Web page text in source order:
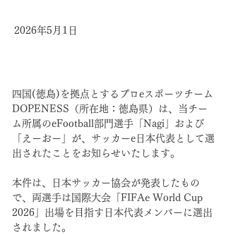
2026年5月1日
四国(徳島)を拠点とするプロeスポーツチーム
DOPENESS（所在地：徳島県）は、当チー
ム所属のeFootball部門選手「Nagi」および
「えーおー」が、サッカーe日本代表として選
出されたことをお知らせいたします。
本件は、日本サッカー協会が発表したもの
で、両選手は国際大会「FIFAe World Cup
2026」出場を目指す日本代表メンバーに選出
されました。